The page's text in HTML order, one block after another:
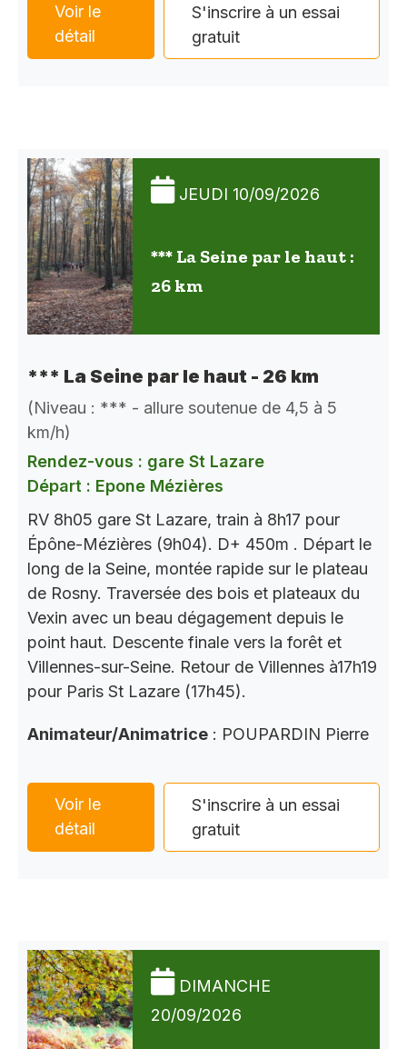
Voir le
détail
S'inscrire à un essai
gratuit
JEUDI 10/09/2026
*** La Seine par le haut :
26 km
*** La Seine par le haut - 26 km
(Niveau : *** - allure soutenue de 4,5 à 5
km/h)
Rendez-vous : gare St Lazare
Départ : Epone Mézières
RV 8h05 gare St Lazare, train à 8h17 pour
Épône-Mézières (9h04). D+ 450m . Départ le
long de la Seine, montée rapide sur le plateau
de Rosny. Traversée des bois et plateaux du
Vexin avec un beau dégagement depuis le
point haut. Descente finale vers la forêt et
Villennes-sur-Seine. Retour de Villennes à17h19
pour Paris St Lazare (17h45).
Animateur/Animatrice : POUPARDIN Pierre
Voir le
détail
S'inscrire à un essai
gratuit
DIMANCHE
20/09/2026